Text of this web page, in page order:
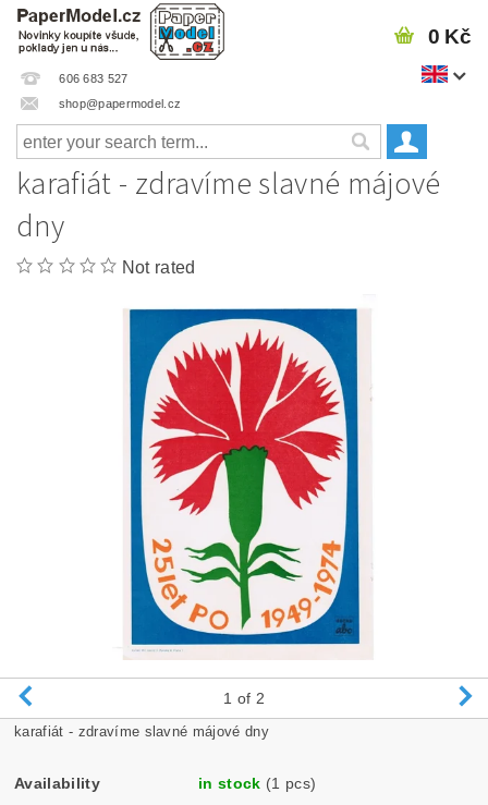
606 683 527
shop@papermodel.cz
0 Kč
karafiát - zdravíme slavné májové
dny
Not rated
1 of 2
karafiát - zdravíme slavné májové dny
Availability in stock (1 pcs)